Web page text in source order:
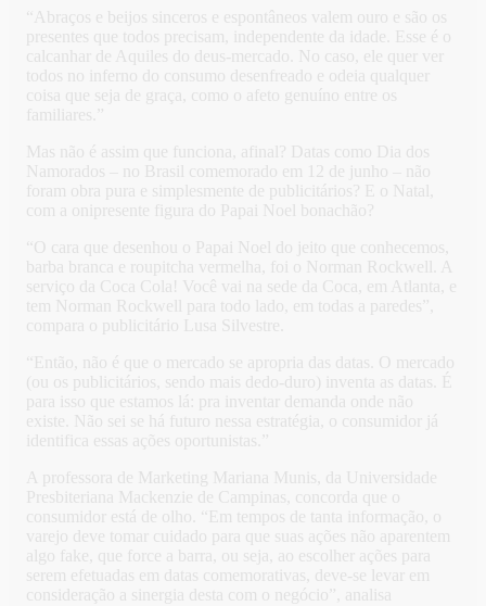
“Abraços e beijos sinceros e espontâneos valem ouro e são os
presentes que todos precisam, independente da idade. Esse é o
calcanhar de Aquiles do deus-mercado. No caso, ele quer ver
todos no inferno do consumo desenfreado e odeia qualquer
coisa que seja de graça, como o afeto genuíno entre os
familiares.”
Mas não é assim que funciona, afinal? Datas como Dia dos
Namorados – no Brasil comemorado em 12 de junho – não
foram obra pura e simplesmente de publicitários? E o Natal,
com a onipresente figura do Papai Noel bonachão?
“O cara que desenhou o Papai Noel do jeito que conhecemos,
barba branca e roupitcha vermelha, foi o Norman Rockwell. A
serviço da Coca Cola! Você vai na sede da Coca, em Atlanta, e
tem Norman Rockwell para todo lado, em todas a paredes”,
compara o publicitário Lusa Silvestre.
“Então, não é que o mercado se apropria das datas. O mercado
(ou os publicitários, sendo mais dedo-duro) inventa as datas. É
para isso que estamos lá: pra inventar demanda onde não
existe. Não sei se há futuro nessa estratégia, o consumidor já
identifica essas ações oportunistas.”
A professora de Marketing Mariana Munis, da Universidade
Presbiteriana Mackenzie de Campinas, concorda que o
consumidor está de olho. “Em tempos de tanta informação, o
varejo deve tomar cuidado para que suas ações não aparentem
algo fake, que force a barra, ou seja, ao escolher ações para
serem efetuadas em datas comemorativas, deve-se levar em
consideração a sinergia desta com o negócio”, analisa